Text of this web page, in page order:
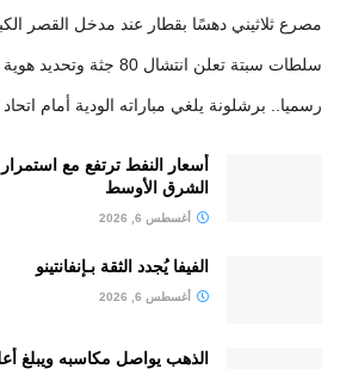
مصرع ثلاثيني دهسًا بقطار عند مدخل القصر
سلطات سبتة تعلن انتشال 80 جثة وتحديد هوية أربعة ضحايا
رسميا.. برشلونة يلغي مباراته الودية أمام
أسعار النفط ترتفع مع
الشرق الأوسط
أغسطس 6, 2026
الفيفا يُجدد الثقة بـإنفانتينو
أغسطس 6, 2026
الذهب يواصل مكاسبه ويبلغ